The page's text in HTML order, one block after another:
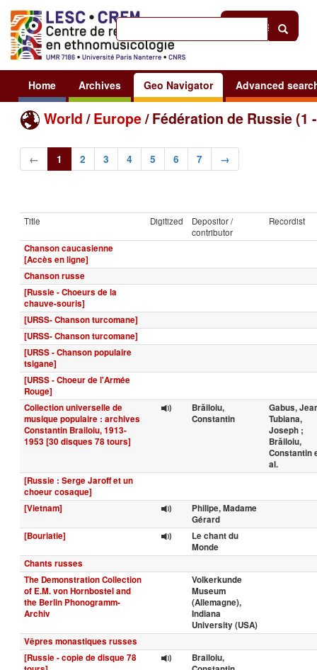
Sign in
Home Archives Geo Navigator Advanced
World /Europe/ Fédération de Russie (1
← 1 2 3 4 5 6 7 →
Title Digitized
Depositor /
contributor
Recordist
Chanson caucasienne
[Accès en ligne]
Chanson russe
[Russie - Choeurs de la
chauve-souris]
[URSS- Chanson turcomane]
[URSS- Chanson turcomane]
[URSS - Chanson populaire
tsigane]
[URSS - Choeur de l'Armée
Rouge]
Collection universelle de
musique populaire : archives
Constantin Brailoiu, 1913-
1953 [30 disques 78 tours]
Brăiloiu,
Constantin
Gabus,
Tubiana,
Joseph ;
Brăiloiu,
Constantin
al.
[Russie : Serge Jaroff et un
choeur cosaque]
[Vietnam]
Philipe, Madame
Gérard
[Bouriatie]
Le chant du
Monde
Chants russes
The Demonstration Collection
of E.M. von Hornbostel and
the Berlin Phonogramm-
Archiv
Volkerkunde
Museum
(Allemagne),
Indiana
University (USA)
Vêpres monastiques russes
[Russie - copie de disque 78
Brailoiu,